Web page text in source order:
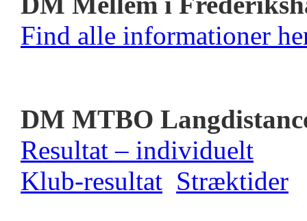
Find alle informationer
DM MTBO
Resultat – individuelt
Klub-resultat Stræktider